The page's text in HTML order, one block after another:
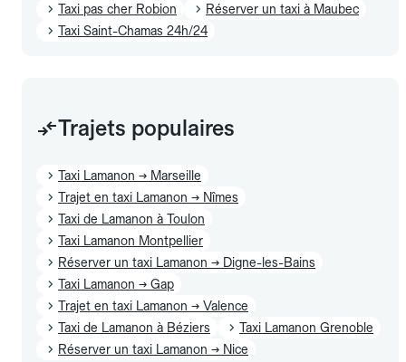
Taxi pas cher Robion
Réserver un taxi à Maubec
Taxi Saint-Chamas 24h/24
Trajets populaires
Taxi Lamanon → Marseille
Trajet en taxi Lamanon → Nîmes
Taxi de Lamanon à Toulon
Taxi Lamanon Montpellier
Réserver un taxi Lamanon → Digne-les-Bains
Taxi Lamanon → Gap
Trajet en taxi Lamanon → Valence
Taxi de Lamanon à Béziers
Taxi Lamanon Grenoble
Réserver un taxi Lamanon → Nice